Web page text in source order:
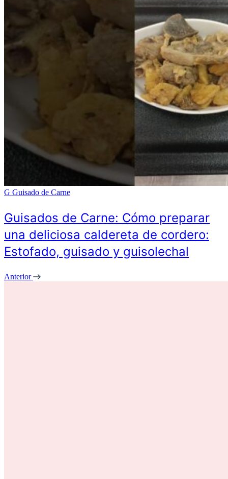
G Guisado de Carne
Guisados de Carne: Cómo preparar
una deliciosa caldereta de cordero:
Estofado, guisado y guisolechal
Anterior